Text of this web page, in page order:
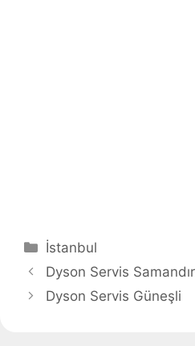
Kategoriler
İstanbul
Dyson Servis
Dyson Servis Güneşli